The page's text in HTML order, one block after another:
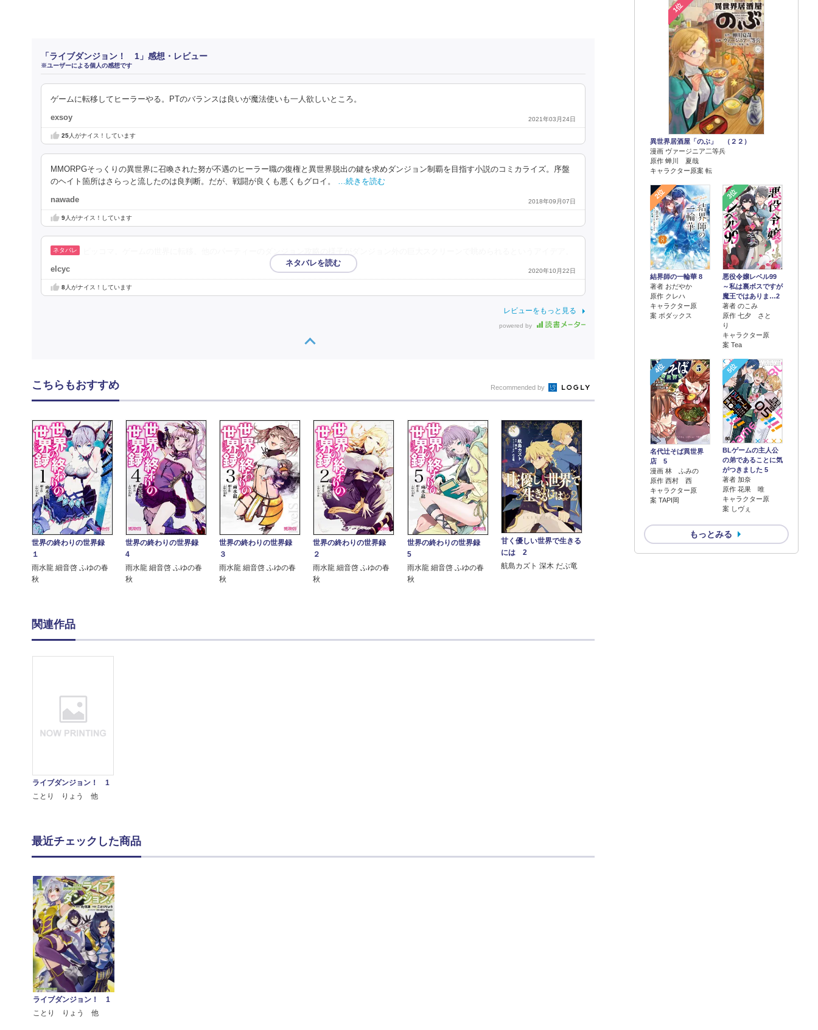
「ライブダンジョン！ 1」感想・レビュー
※ユーザーによる個人の感想です
ゲームに転移してヒーラーやる。PTのバランスは良いが魔法使いも一人欲しいところ。
exsoy 2021年03月24日
25人がナイス！しています
MMORPGそっくりの異世界に召喚された努が不遇のヒーラー職の復権と異世界脱出の鍵を求めダンジョン制覇を目指す小説のコミカライズ。序盤
のヘイト箇所はさらっと流したのは良判断。だが、戦闘が良くも悪くもグロイ。
…続きを読む
nawade 2018年09月07日
9人がナイス！しています
elcyc 2020年10月22日
8人がナイス！しています
レビューをもっと見る
powered by
1位
異世界居酒屋「のぶ」 （２２）
漫画 ヴァージニア二等兵
原作 蝉川 夏哉
キャラクター原案 転
2位
結界師の一輪華 8
著者 おだやか
原作 クレハ
キャラクター原
案 ボダックス
3位
悪役令嬢レベル99
～私は裏ボスですが
魔王ではありま…2
著者 のこみ
原作 七夕 さと
り
キャラクター原
案 Tea
4位
名代辻そば異世界
店 5
漫画 林 ふみの
原作 西村 西
キャラクター原
案 TAPI岡
5位
BLゲームの主人公
の弟であることに気
がつきました 5
著者 加奈
原作 花果 唯
キャラクター原
案 しヴぇ
もっとみる
こちらもおすすめ Recommended by
世界の終わりの世界録
１
雨水龍 細音啓 ふゆの春
秋
世界の終わりの世界録
4
雨水龍 細音啓 ふゆの春
秋
世界の終わりの世界録
３
雨水龍 細音啓 ふゆの春
秋
世界の終わりの世界録
２
雨水龍 細音啓 ふゆの春
秋
世界の終わりの世界録
5
雨水龍 細音啓 ふゆの春
秋
甘く優しい世界で生きる
には 2
航島カズト 深木 だぶ竜
関連作品
ライブダンジョン！ 1
ことり りょう 他
最近チェックした商品
ライブダンジョン！ 1
ことり りょう 他